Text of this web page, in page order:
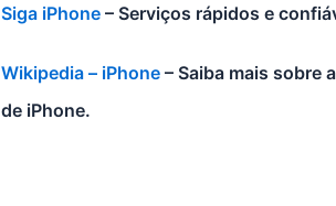
Siga iPhone – Serviços rápidos e
Wikipedia – iPhone – Saiba mais sobre
de iPhone.